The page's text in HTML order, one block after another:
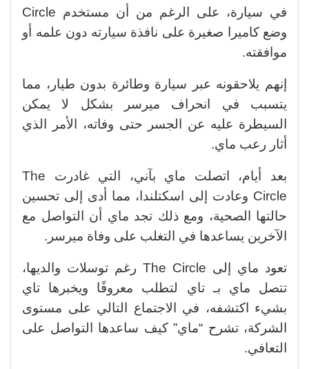
في سيارة، على الرغم من أن مستخدم Circle
وضع كاميرا صغيرة على نافذة سيارته دون علمه أو
موافقته.
إنهم يلاحقونه عبر سيارة وطائرة بدون طيار، مما
يتسبب في انحراف ميرسر بشكل لا يمكن
السيطرة عليه عن الجسر حتى وفاته، الأمر الذي
أثار رعب ماي.
بعد أيام، اتصلت ماي بآني، التي غادرت The
Circle وعادت إلى اسكتلندا، مما أدى إلى تحسين
حالتها الصحية، ومع ذلك تجد ماي أن التواصل مع
الآخرين يساعدها في التغلب على وفاة ميرسر.
تعود ماي إلى The Circle رغم توسلات والديها،
تتصل ماي بـ تاي لتطلب معروفًا ويخبرها تاي
بشيء اكتشفه، في الاجتماع التالي على مستوى
الشركة، تشرح “ماي” كيف ساعدها التواصل على
التعافي.